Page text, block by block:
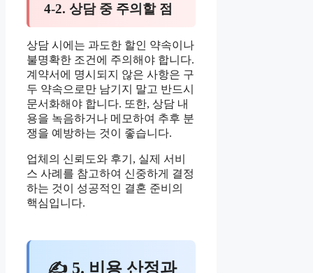
4-2. 상담 중 주의할 점
상담 시에는 과도한 할인 약속이나
불명확한 조건에 주의해야 합니다.
계약서에 명시되지 않은 사항은 구
두 약속으로만 남기지 말고 반드시
문서화해야 합니다. 또한, 상담 내
용을 녹음하거나 메모하여 추후 분
쟁을 예방하는 것이 좋습니다.
업체의 신뢰도와 후기, 실제 서비
스 사례를 참고하여 신중하게 결정
하는 것이 성공적인 결혼 준비의
핵심입니다.
✍ 5. 비용 산정과